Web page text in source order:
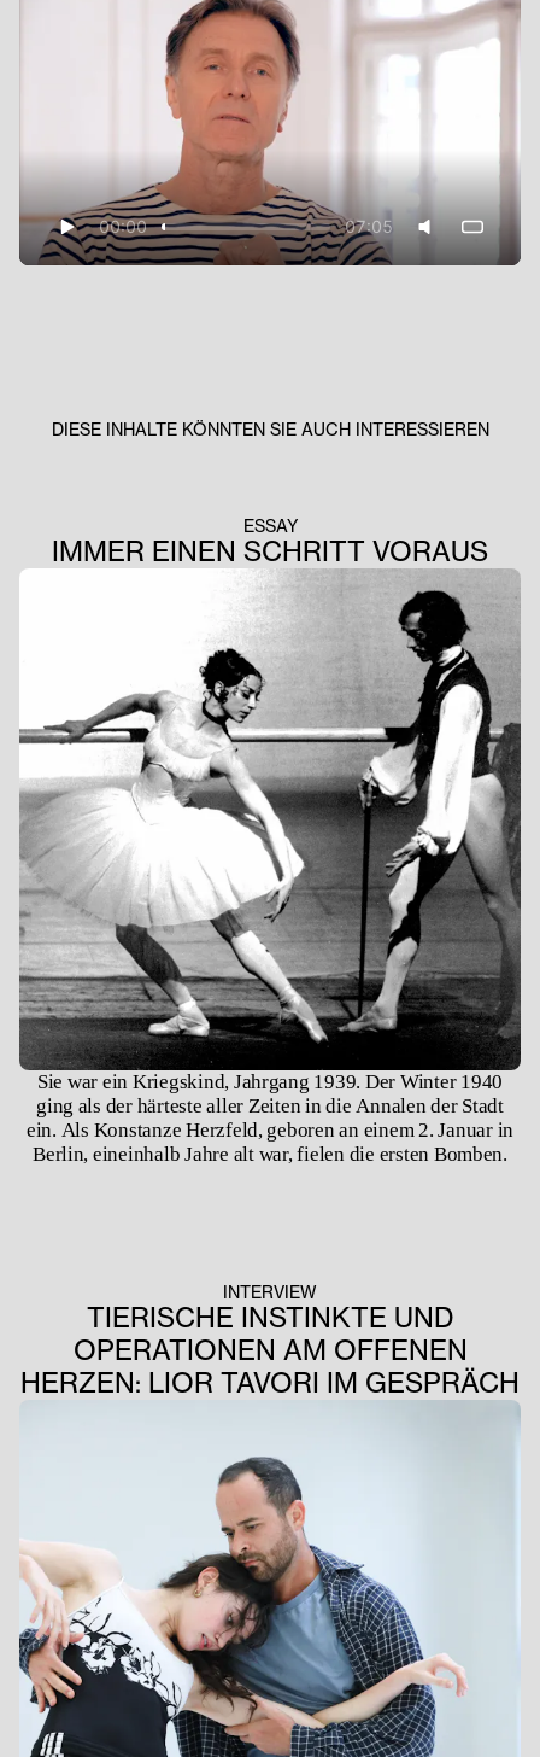
00:00 07:05
DIESE INHALTE KÖNNTEN SIE AUCH INTERESSIEREN
ESSAY
IMMER EINEN SCHRITT VORAUS
​​Sie war ein Kriegskind, Jahrgang 1939. Der Winter 1940
ging als der härteste aller Zeiten in die Annalen der Stadt
ein. Als Konstanze Herzfeld, geboren an einem 2. Januar in
Berlin, eineinhalb Jahre alt war, fielen die ersten Bomben.
INTERVIEW
TIERISCHE INSTINKTE UND
OPERATIONEN AM OFFENEN
HERZEN: LIOR TAVORI IM GESPRÄCH